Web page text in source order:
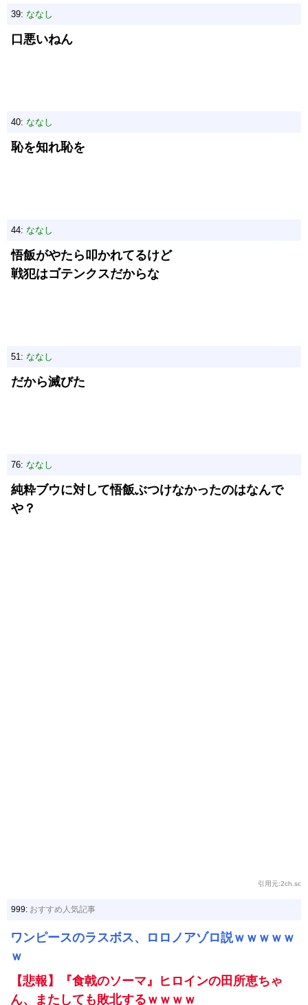
39: ななし
口悪いねん
40: ななし
恥を知れ恥を
44: ななし
悟飯がやたら叩かれてるけど
戦犯はゴテンクスだからな
51: ななし
だから滅びた
76: ななし
純粋ブウに対して悟飯ぶつけなかったのはなんで
や？
引用元:2ch.sc
999: おすすめ人気記事
ワンピースのラスボス、ロロノアゾロ説ｗｗｗｗｗ
ｗ
【悲報】『食戟のソーマ』ヒロインの田所恵ちゃ
ん、またしても敗北するｗｗｗｗ